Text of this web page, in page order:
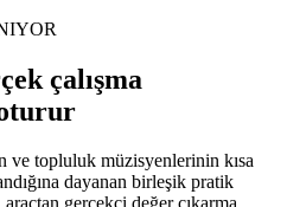
çalışma
ve topluluk müzisyenlerinin kısa
dayanan birleşik pratik